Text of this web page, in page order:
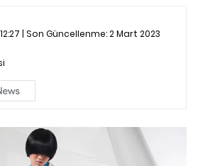
| Son Güncellenme:2 Mart 2023